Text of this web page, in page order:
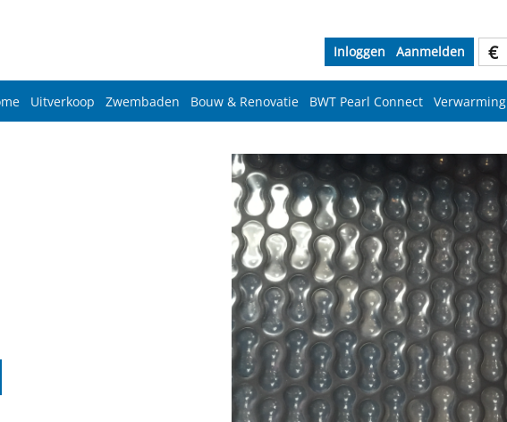
€
Inloggen Aanmelden
Uitverkoop Zwembaden Bouw & Renovatie BWT Pearl Connect Verwarming